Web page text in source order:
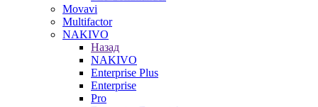
Movavi
Multifactor
NAKIVO
Назад
NAKIVO
Enterprise Plus
Enterprise
Pro